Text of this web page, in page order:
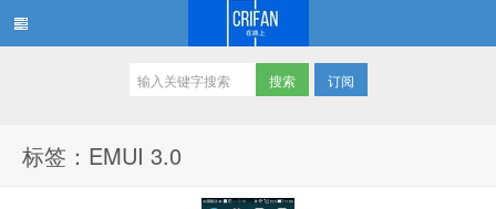
订阅
标签：EMUI 3.0